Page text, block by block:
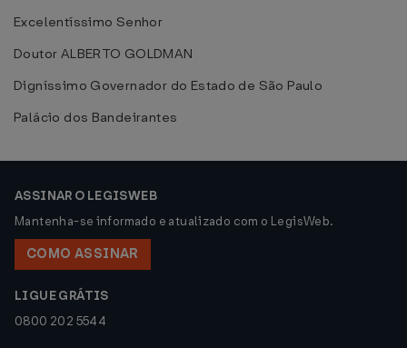
Excelentíssimo Senhor
Doutor ALBERTO GOLDMAN
Digníssimo Governador do Estado de São Paulo
Palácio dos Bandeirantes
ASSINAR O LEGISWEB
Mantenha-se informado e atualizado com o LegisWeb.
COMO ASSINAR
LIGUE GRÁTIS
0800 202 5544